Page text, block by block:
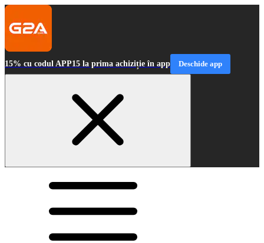
15% cu codul APP15 la prima achiziție în app Deschide app